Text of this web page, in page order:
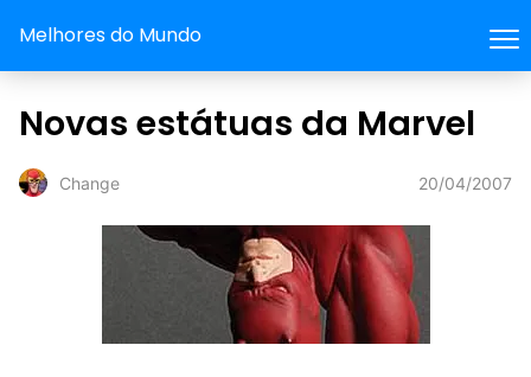
Melhores do Mundo
Novas estátuas da Marvel
Change 20/04/2007